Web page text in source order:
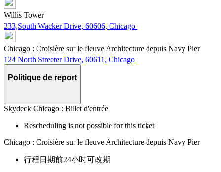
Willis Tower
233,South Wacker Drive, 60606, Chicago
Chicago : Croisière sur le fleuve Architecture depuis Navy Pier
124 North Streeter Drive, 60611, Chicago
Politique de report
Skydeck Chicago : Billet d'entrée
Rescheduling is not possible for this ticket
Chicago : Croisière sur le fleuve Architecture depuis Navy Pier
行程日期前24小时可改期